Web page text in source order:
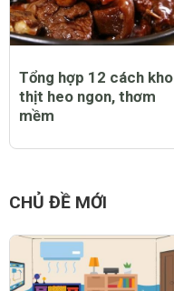
Tổng hợp 12 cách kho
thịt heo ngon, thơm
mềm
CHỦ ĐỀ MỚI